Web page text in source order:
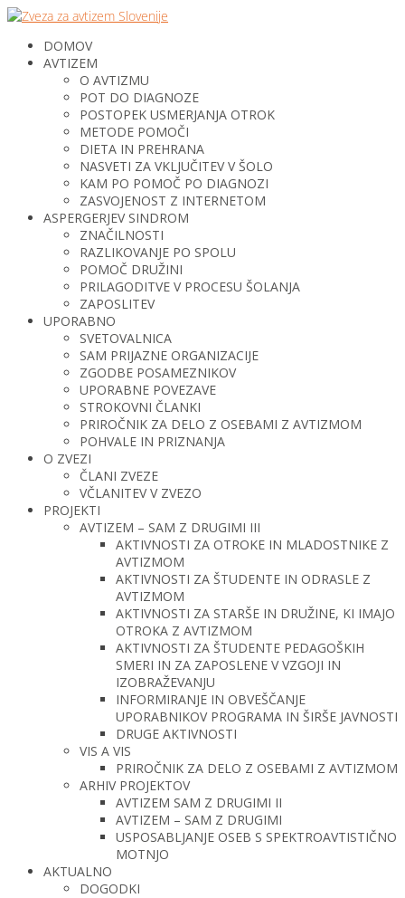
DOMOV
AVTIZEM
O AVTIZMU
POT DO DIAGNOZE
POSTOPEK USMERJANJA OTROK
METODE POMOČI
DIETA IN PREHRANA
NASVETI ZA VKLJUČITEV V ŠOLO
KAM PO POMOČ PO DIAGNOZI
ZASVOJENOST Z INTERNETOM
ASPERGERJEV SINDROM
ZNAČILNOSTI
RAZLIKOVANJE PO SPOLU
POMOČ DRUŽINI
PRILAGODITVE V PROCESU ŠOLANJA
ZAPOSLITEV
UPORABNO
SVETOVALNICA
SAM PRIJAZNE ORGANIZACIJE
ZGODBE POSAMEZNIKOV
UPORABNE POVEZAVE
STROKOVNI ČLANKI
PRIROČNIK ZA DELO Z OSEBAMI Z AVTIZMOM
POHVALE IN PRIZNANJA
O ZVEZI
ČLANI ZVEZE
VČLANITEV V ZVEZO
PROJEKTI
AVTIZEM – SAM Z DRUGIMI III
AKTIVNOSTI ZA OTROKE IN MLADOSTNIKE Z
AVTIZMOM
AKTIVNOSTI ZA ŠTUDENTE IN ODRASLE Z
AVTIZMOM
AKTIVNOSTI ZA STARŠE IN DRUŽINE, KI IMAJO
OTROKA Z AVTIZMOM
AKTIVNOSTI ZA ŠTUDENTE PEDAGOŠKIH
SMERI IN ZA ZAPOSLENE V VZGOJI IN
IZOBRAŽEVANJU
INFORMIRANJE IN OBVEŠČANJE
UPORABNIKOV PROGRAMA IN ŠIRŠE JAVNOSTI
DRUGE AKTIVNOSTI
VIS A VIS
PRIROČNIK ZA DELO Z OSEBAMI Z AVTIZMOM
ARHIV PROJEKTOV
AVTIZEM SAM Z DRUGIMI II
AVTIZEM – SAM Z DRUGIMI
USPOSABLJANJE OSEB S SPEKTROAVTISTIČNO
MOTNJO
AKTUALNO
DOGODKI